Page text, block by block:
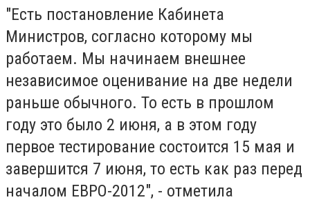
"Есть постановление Кабинета
Министров, согласно которому мы
работаем. Мы начинаем внешнее
независимое оценивание на две недели
раньше обычного. То есть в прошлом
году это было 2 июня, а в этом году
первое тестирование состоится 15 мая и
завершится 7 июня, то есть как раз перед
началом ЕВРО-2012", - отметила